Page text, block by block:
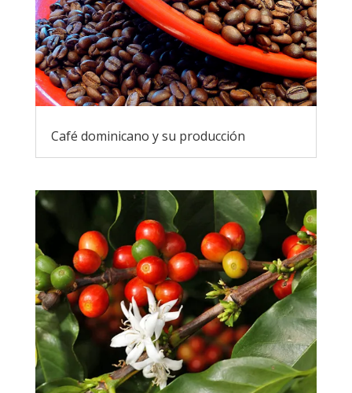
Café dominicano y su producción